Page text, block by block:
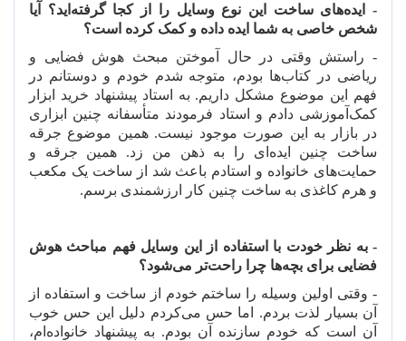
- ایدههای ساخت این نوع وسایل را از کجا گرفته اید؟ آیا
شخص خاصی به شما ایده داده و کمک کرده است؟
- راستش وقتی در حال آموختن مبحث هوش فضایی و
ریاضی در کتابها بودم، متوجه شدم خودم و دوستانم در
فهم این موضوع مشکل داریم. به استاد پیشنهاد خرید ابزار
کمک آموزشی دادم و استاد فرمودند متأسفانه چنین ابزاری
در بازار به این صورت موجود نیست. همین موضوع جرقه
ساخت چنین ایده ای را به ذهن من زد. همین جرقه و
حمایتهای خانواده و استادم باعث شد از ساخت یک مکعب
و هرم کاغذی به ساخت چنین کار ارزشمندی برسم.
- به نظر خودت با استفاده از این وسایل فهم مباحث هوش
فضایی برای بچهها چرا راحتتر میشود؟
- وقتی اولین وسیله را ساختم خودم از ساخت و استفاده از
آن بسیار لذت بردم. اما حس میکردم دلیل این حس خوب
آن است که خودم سازنده آن بودم. به پیشنهاد خانواده ام،